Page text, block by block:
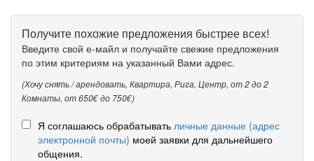
Получите похожие предложения быстрее всех!
Введите свой е-майл и получайте свежие предложения
по этим критериям на указанный Вами адрес.
(Хочу снять / арендовать, Квартира, Рига, Центр, от 2 до 2
Комнаты, от 650€ до 750€)
Я соглашаюсь обрабатывать личные данные (адрес
электронной почты) моей заявки для дальнейшего
общения.